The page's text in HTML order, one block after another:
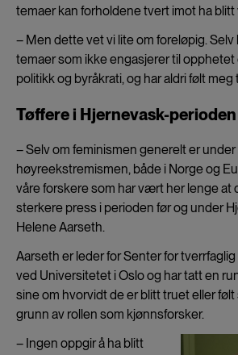
temaer kan forholdene tvert imot ha blitt
– Men dette vet vi lite om foreløpig. Selv
temaer som ikke engasjerer til
politikk og byråkrati, og har aldri følt meg
Tøffere i Hjernevask-perioden
– Selv om feminismen generelt er under
høyreekstremismen, både i Norge og
våre forskere som har vært her lenge at
sterkere press i perioden før og under
Helene Aarseth.
Aarseth er leder for Senter for
ved Universitetet i Oslo og har tatt en
sine om hvorvidt de er blitt truet eller
grunn av rollen som kjønnsforsker.
– Ingen oppgir å ha blitt